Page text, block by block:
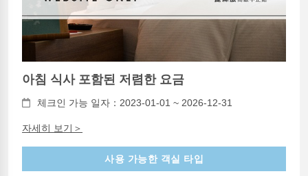
아침 식사 포함된 저렴한 요금
체크인 가능 일자：2023-01-01 ~ 2026-12-31
자세히 보기＞
사용 가능한 객실 타입